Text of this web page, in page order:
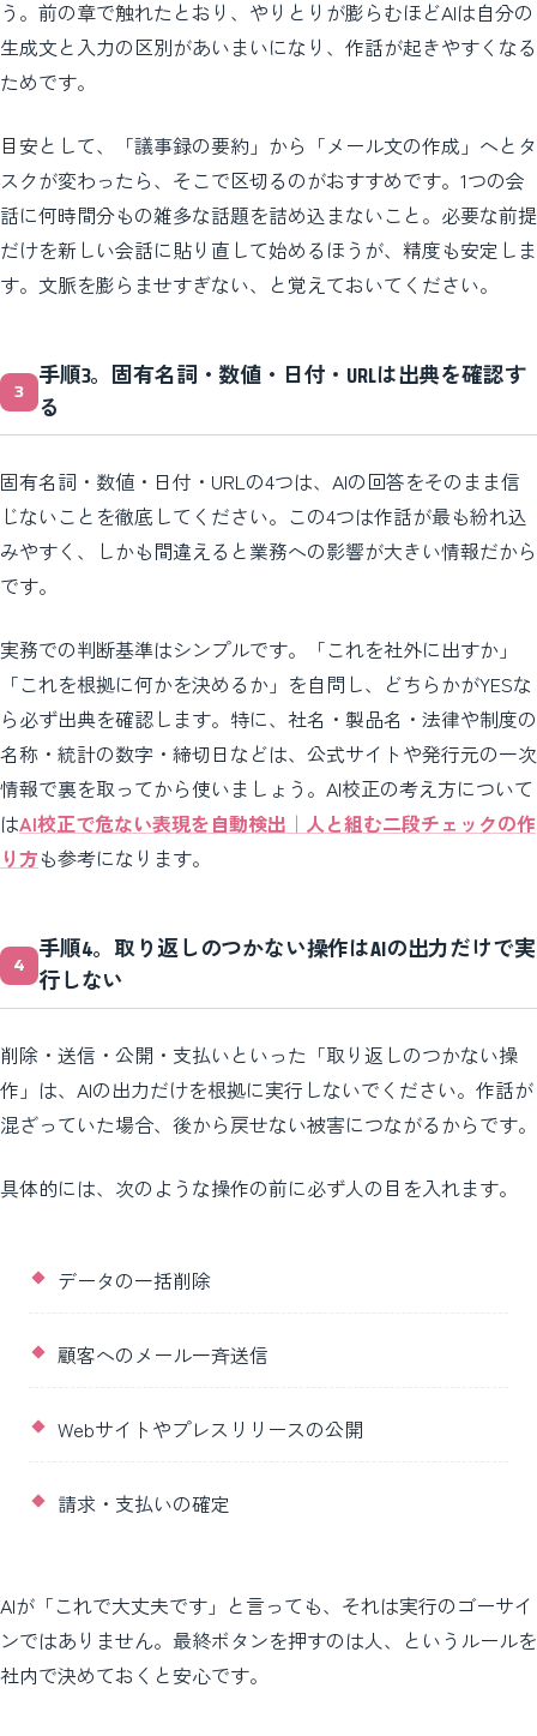
う。前の章で触れたとおり、やりとりが膨らむほどAIは自分の
生成文と入力の区別があいまいになり、作話が起きやすくなる
ためです。
目安として、「議事録の要約」から「メール文の作成」へとタ
スクが変わったら、そこで区切るのがおすすめです。1つの会
話に何時間分もの雑多な話題を詰め込まないこと。必要な前提
だけを新しい会話に貼り直して始めるほうが、精度も安定しま
す。文脈を膨らませすぎない、と覚えておいてください。
手順3。固有名詞・数値・日付・URLは出典を確認す
る
固有名詞・数値・日付・URLの4つは、AIの回答をそのまま信
じないことを徹底してください。この4つは作話が最も紛れ込
みやすく、しかも間違えると業務への影響が大きい情報だから
です。
実務での判断基準はシンプルです。「これを社外に出すか」
「これを根拠に何かを決めるか」を自問し、どちらかがYESな
ら必ず出典を確認します。特に、社名・製品名・法律や制度の
名称・統計の数字・締切日などは、公式サイトや発行元の一次
情報で裏を取ってから使いましょう。AI校正の考え方について
はAI校正で危ない表現を自動検出｜人と組む二段チェックの作
り方も参考になります。
手順4。取り返しのつかない操作はAIの出力だけで実
行しない
削除・送信・公開・支払いといった「取り返しのつかない操
作」は、AIの出力だけを根拠に実行しないでください。作話が
混ざっていた場合、後から戻せない被害につながるからです。
具体的には、次のような操作の前に必ず人の目を入れます。
データの一括削除
顧客へのメール一斉送信
Webサイトやプレスリリースの公開
請求・支払いの確定
AIが「これで大丈夫です」と言っても、それは実行のゴーサイ
ンではありません。最終ボタンを押すのは人、というルールを
社内で決めておくと安心です。